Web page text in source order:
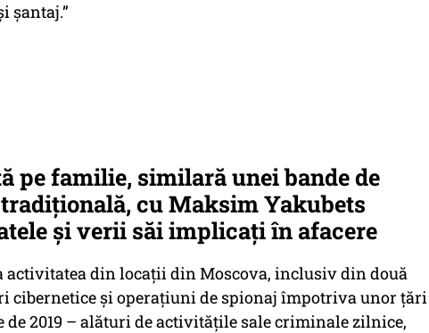
șantaj.”
pe familie, similară unei bande de
cu Maksim Yakubets
și verii săi implicați în afacere
activitatea din locații din Moscova, inclusiv din două
cibernetice și operațiuni de spionaj împotriva unor țări
de 2019 – alături de activitățile sale criminale zilnice,